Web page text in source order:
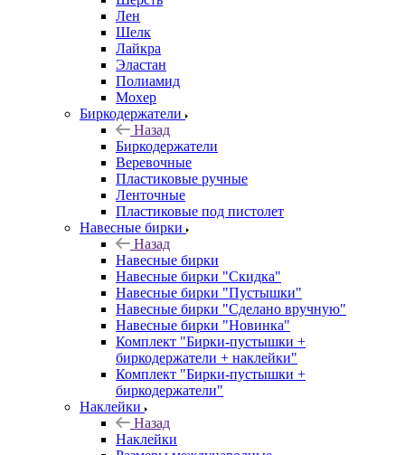
Лен
Шелк
Лайкра
Эластан
Полиамид
Мохер
Биркодержатели
Назад
Биркодержатели
Веревочные
Пластиковые ручные
Ленточные
Пластиковые под пистолет
Навесные бирки
Назад
Навесные бирки
Навесные бирки "Скидка"
Навесные бирки "Пустышки"
Навесные бирки "Сделано вручную"
Навесные бирки "Новинка"
Комплект "Бирки-пустышки +
биркодержатели + наклейки"
Комплект "Бирки-пустышки +
биркодержатели"
Наклейки
Назад
Наклейки